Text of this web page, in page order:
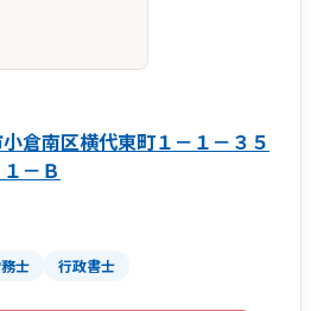
倉南区横代東町１－１－３５
－Ｂ
士 行政書士